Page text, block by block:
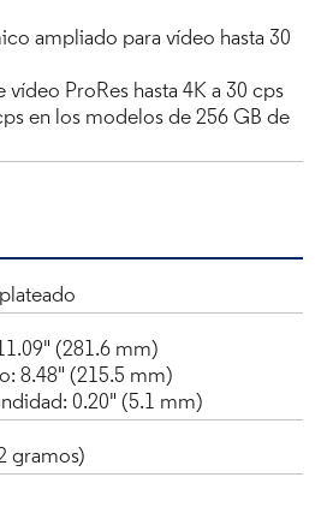
ampliado para vídeo hasta 30
vídeo ProRes hasta 4K a 30 cps
en los modelos de 256 GB de
(281.6 mm)
8.48" (215.5 mm)
0.20" (5.1 mm)
gramos)